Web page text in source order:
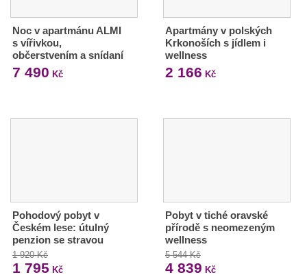
Noc v apartmánu ALMI
s vířivkou,
občerstvením a snídaní
7 490 Kč
Apartmány v polských
Krkonoších s jídlem i
wellness
2 166 Kč
Pohodový pobyt v
Českém lese: útulný
penzion se stravou
1 920 Kč
1 795 Kč
Pobyt v tiché oravské
přírodě s neomezeným
wellness
5 544 Kč
4 839 Kč